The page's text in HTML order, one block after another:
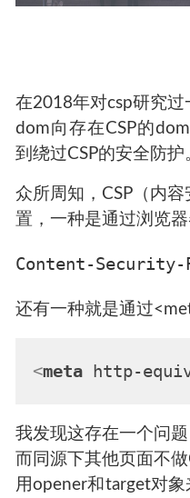
在2018年对csp研究
dom向存在CSP的
到绕过CSP的安全防护
众所周知，CSP（内
置，一种是通过浏览
还有一种就是通过
<meta http-
我发现这存在一个问题
而同源下其他页面不
用opener和target对